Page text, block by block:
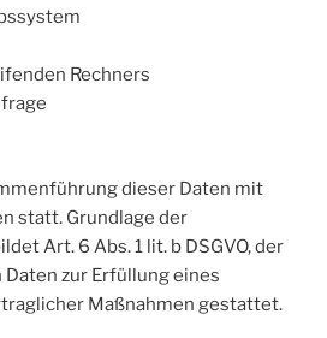
Rechners
dieser Daten mit
statt. Grundlage der
Art. 6 Abs. 1 lit. b DSGVO, der
zur Erfüllung eines
Maßnahmen gestattet.